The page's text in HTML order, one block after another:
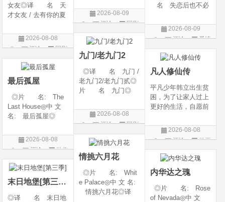
陆◎类 别 传记
/ 历史 / 古装◎语
上映日期 2026-07-
20(中国大陆)◎
2026-08-09
评论
国剧
名 失恋后也不必
rself◎年 代 20
26◎产 地 中国
剧 / 爱情◎语
言 汉语普通话◎上
映
2026-08-09
评论
爱情
片
女友◎译 名 天
才女友 / 去有你的夏
年 代 2026◎
产 地 中国大陆
爱情◎语 言 汉
语普通话◎上映日期
2026-08-08
评论
国剧
九门/老九门2
◎译 名 九门 /
老九门2/老九门贰◎
片 名 九门◎
产 地 中国大陆
◎类 别 剧情 /
言 汉语普通话◎上
映日期 2026-07
2026-08-08
评论
国剧
凡人修仙传
平凡少年韩立出生贫
困，为了让家人过上
更好的生活，自愿前
核，最终被墨大夫收
入门下。 墨大夫一
养、传授医术，让韩
立对他非常感激，但
随着一同入
2026-08-08
评论
动画
片
最后孤屋
◎片 名: The
Last House◎中 文
名: 最后孤屋◎
Eleven Eight One S
even◎年 代: 2
国 / 法国 / 美国◎
类 别: 动作 /
2026-08-08
评论
动作
片
情挑六月花
◎片 名: Whit
e Palace◎中 文 名:
情挑六月花◎译
内华达之瑰
◎片 名: Rose
of Nevada◎中 文
末日地堡[第三季]
◎译 名 末日地